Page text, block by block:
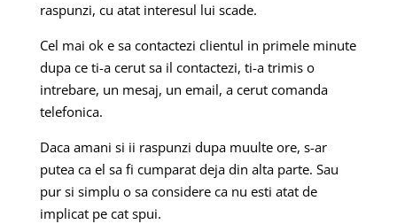
raspunzi, cu atat interesul lui scade.
Cel mai ok e sa contactezi clientul in primele minute
dupa ce ti-a cerut sa il contactezi, ti-a trimis o
intrebare, un mesaj, un email, a cerut comanda
telefonica.
Daca amani si ii raspunzi dupa muulte ore, s-ar
putea ca el sa fi cumparat deja din alta parte. Sau
pur si simplu o sa considere ca nu esti atat de
implicat pe cat spui.